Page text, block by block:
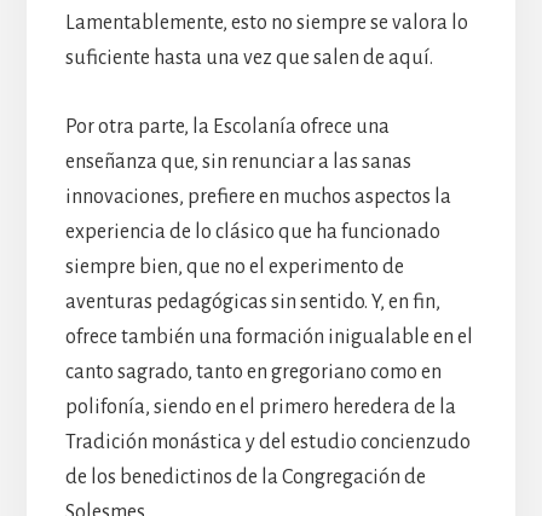
Lamentablemente, esto no siempre se valora lo
suficiente hasta una vez que salen de aquí.
Por otra parte, la Escolanía ofrece una
enseñanza que, sin renunciar a las sanas
innovaciones, prefiere en muchos aspectos la
experiencia de lo clásico que ha funcionado
siempre bien, que no el experimento de
aventuras pedagógicas sin sentido. Y, en fin,
ofrece también una formación inigualable en el
canto sagrado, tanto en gregoriano como en
polifonía, siendo en el primero heredera de la
Tradición monástica y del estudio concienzudo
de los benedictinos de la Congregación de